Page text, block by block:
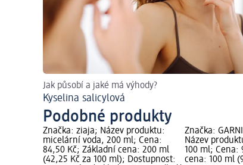
Jak působí a jaké má výhody?
Kyselina salicylová
Podobné produkty
Značka: ziaja; Název produktu:
micelární voda, 200 ml; Cena:
84,50 Kč; Základní cena: 200 ml
(42,25 Kč za 100 ml); Dostupnost:
Značka:
Název
100 ml; Cena:
cena: 100 ml